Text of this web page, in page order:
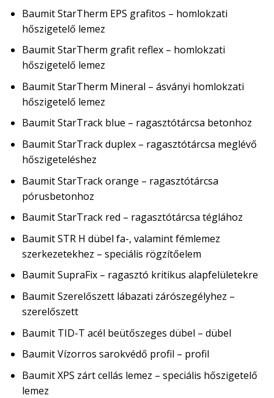
Baumit StarTherm EPS grafitos – homlokzati
hőszigetelő lemez
Baumit StarTherm grafit reflex – homlokzati
hőszigetelő lemez
Baumit StarTherm Mineral – ásványi homlokzati
hőszigetelő lemez
Baumit StarTrack blue – ragasztótárcsa betonhoz
Baumit StarTrack duplex – ragasztótárcsa meglévő
hőszigeteléshez
Baumit StarTrack orange – ragasztótárcsa
pórusbetonhoz
Baumit StarTrack red – ragasztótárcsa téglához
Baumit STR H dübel fa-, valamint fémlemez
szerkezetekhez – speciális rögzítőelem
Baumit SupraFix – ragasztó kritikus alapfelületekre
Baumit Szerelőszett lábazati zárószegélyhez –
szerelőszett
Baumit TID-T acél beütőszeges dübel – dübel
Baumit Vízorros sarokvédő profil – profil
Baumit XPS zárt cellás lemez – speciális hőszigetelő
lemez